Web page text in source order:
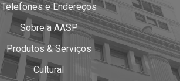
Telefones e Endereços
Sobre a AASP
Produtos & Serviços
Cultural